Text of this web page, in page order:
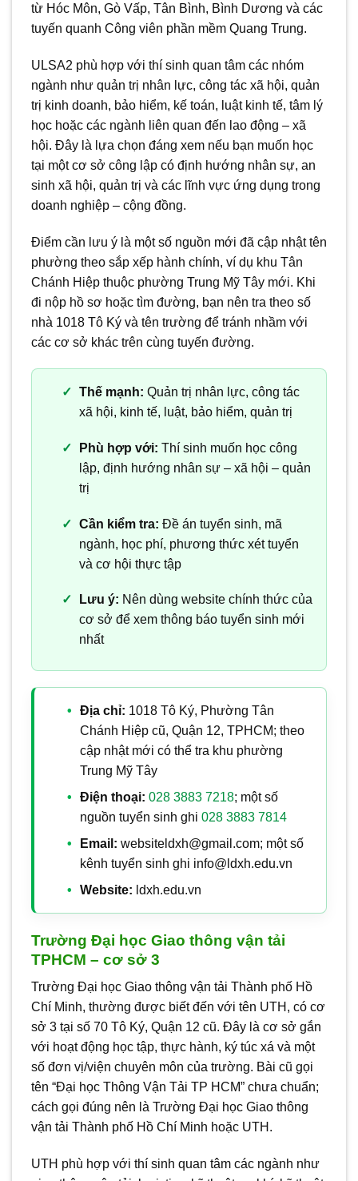
từ Hóc Môn, Gò Vấp, Tân Bình, Bình Dương và các
tuyến quanh Công viên phần mềm Quang Trung.
ULSA2 phù hợp với thí sinh quan tâm các nhóm
ngành như quản trị nhân lực, công tác xã hội, quản
trị kinh doanh, bảo hiểm, kế toán, luật kinh tế, tâm lý
học hoặc các ngành liên quan đến lao động – xã
hội. Đây là lựa chọn đáng xem nếu bạn muốn học
tại một cơ sở công lập có định hướng nhân sự, an
sinh xã hội, quản trị và các lĩnh vực ứng dụng trong
doanh nghiệp – cộng đồng.
Điểm cần lưu ý là một số nguồn mới đã cập nhật tên
phường theo sắp xếp hành chính, ví dụ khu Tân
Chánh Hiệp thuộc phường Trung Mỹ Tây mới. Khi
đi nộp hồ sơ hoặc tìm đường, bạn nên tra theo số
nhà 1018 Tô Ký và tên trường để tránh nhầm với
các cơ sở khác trên cùng tuyến đường.
Thế mạnh: Quản trị nhân lực, công tác
xã hội, kinh tế, luật, bảo hiểm, quản trị
Phù hợp với: Thí sinh muốn học công
lập, định hướng nhân sự – xã hội – quản
trị
Cần kiểm tra: Đề án tuyển sinh, mã
ngành, học phí, phương thức xét tuyển
và cơ hội thực tập
Lưu ý: Nên dùng website chính thức của
cơ sở để xem thông báo tuyển sinh mới
nhất
Địa chỉ: 1018 Tô Ký, Phường Tân
Chánh Hiệp cũ, Quận 12, TPHCM; theo
cập nhật mới có thể tra khu phường
Trung Mỹ Tây
Điện thoại: 028 3883 7218; một số
nguồn tuyển sinh ghi 028 3883 7814
Email: websiteldxh@gmail.com; một số
kênh tuyển sinh ghi info@ldxh.edu.vn
Website: ldxh.edu.vn
Trường Đại học Giao thông vận tải
TPHCM – cơ sở 3
Trường Đại học Giao thông vận tải Thành phố Hồ
Chí Minh, thường được biết đến với tên UTH, có cơ
sở 3 tại số 70 Tô Ký, Quận 12 cũ. Đây là cơ sở gắn
với hoạt động học tập, thực hành, ký túc xá và một
số đơn vị/viện chuyên môn của trường. Bài cũ gọi
tên “Đại học Thông Vận Tải TP HCM” chưa chuẩn;
cách gọi đúng nên là Trường Đại học Giao thông
vận tải Thành phố Hồ Chí Minh hoặc UTH.
UTH phù hợp với thí sinh quan tâm các ngành như